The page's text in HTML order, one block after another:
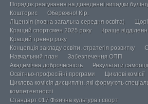
Порядок реагування на доведенні випадки
Кошторис
Обережно! Кір.
Ліцензія (повна загальна середня освіта)
Кращий спортсмен 2025 року
Краще
Кращий тренер року
Концепція закладу освіти, стратегія розвитку
Навчальний план
Забезпечення ОПП
Академічна доброчесність
Результати
Освітньо-професійні програми
Циклові комісії
Циклова комісія дисциплін, які формують
компетентності
Стандарт 017 Фізична культура і спорт